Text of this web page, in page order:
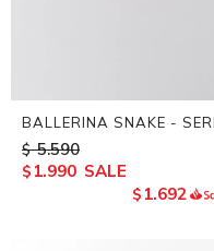
BALLERINA SNAKE -
$ 5.590
$ 1.990
$ 1.692